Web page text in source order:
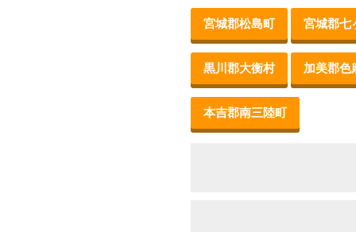
宮城郡松島町 宮城郡七
黒川郡大衡村 加美郡色
本吉郡南三陸町